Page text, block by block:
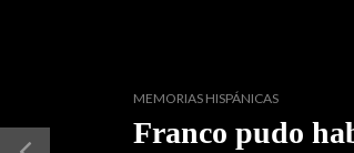
MEMORIAS HISPÁNICAS
Franco pudo